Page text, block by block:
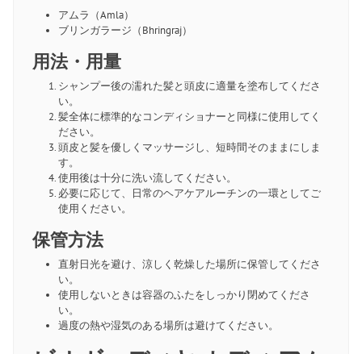
アムラ（Amla）
ブリンガラージ（Bhringraj）
用法・用量
シャンプー後の濡れた髪と頭皮に適量を塗布してくださ
い。
髪全体に標準的なコンディショナーと同様に使用してく
ださい。
頭皮と髪を優しくマッサージし、短時間そのままにしま
す。
使用後は十分に洗い流してください。
必要に応じて、日常のヘアケアルーチンの一環としてご
使用ください。
保管方法
直射日光を避け、涼しく乾燥した場所に保管してくださ
い。
使用しないときは容器のふたをしっかり閉めてくださ
い。
過度の熱や湿気のある場所は避けてください。